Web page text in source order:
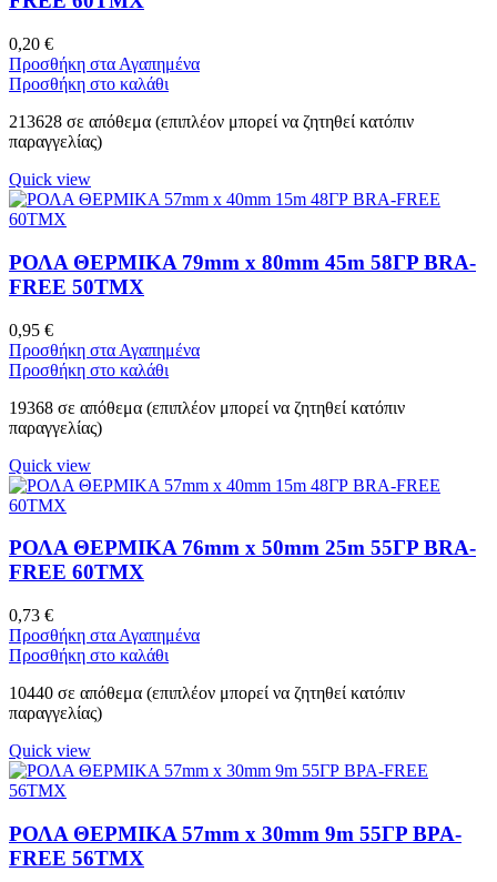
0,20 €
Προσθήκη στα Αγαπημένα
Προσθήκη στο καλάθι
213628 σε απόθεμα (επιπλέον μπορεί να ζητηθεί κατόπιν
παραγγελίας)
Quick view
ΡΟΛΑ ΘΕΡΜΙΚΑ 79mm x 80mm 45m 58ΓΡ BRA-
FREE 50ΤΜΧ
0,95 €
Προσθήκη στα Αγαπημένα
Προσθήκη στο καλάθι
19368 σε απόθεμα (επιπλέον μπορεί να ζητηθεί κατόπιν
παραγγελίας)
Quick view
ΡΟΛΑ ΘΕΡΜΙΚΑ 76mm x 50mm 25m 55ΓΡ BRA-
FREE 60ΤΜΧ
0,73 €
Προσθήκη στα Αγαπημένα
Προσθήκη στο καλάθι
10440 σε απόθεμα (επιπλέον μπορεί να ζητηθεί κατόπιν
παραγγελίας)
Quick view
ΡΟΛΑ ΘΕΡΜΙΚΑ 57mm x 30mm 9m 55ΓΡ BPA-
FREE 56ΤΜΧ